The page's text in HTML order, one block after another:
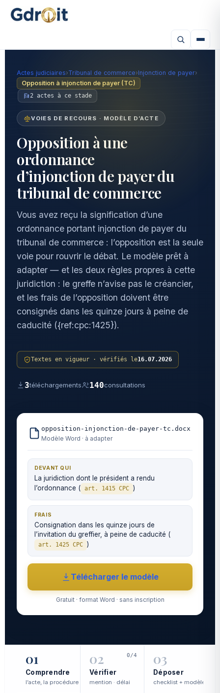
Actes judiciaires›Tribunal de commerce›Injonction de payer›
Opposition à injonction de payer (TC)
2 actes à ce stade
VOIES DE RECOURS · MODÈLE D’ACTE
Opposition à une
ordonnance
d’injonction de payer du
tribunal de commerce
Vous avez reçu la signification d’une
ordonnance portant injonction de payer du
tribunal de commerce : l’opposition est la seule
voie pour rouvrir le débat. Le modèle prêt à
adapter — et les deux règles propres à cette
juridiction : le greffe n’avise pas le créancier,
et les frais de l’opposition doivent être
consignés dans les quinze jours à peine de
caducité ({ref:cpc:1425}).
Textes en vigueur · vérifiés le16.07.2026
3téléchargements 140consultations
opposition-injonction-de-payer-tc.docx
Modèle Word · à adapter
DEVANT QUI
La juridiction dont le président a rendu
l’ordonnance ( art. 1415 CPC )
FRAIS
Consignation dans les quinze jours de
l’invitation du greffier, à peine de caducité (
art. 1425 CPC )
Télécharger le modèle
Gratuit · format Word · sans inscription
01
Comprendre
l’acte, la procédure
02
Vérifier
mention · délai
0/4 03
Déposer
checklist + modèle